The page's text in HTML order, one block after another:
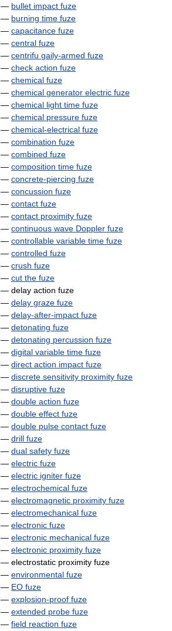
— bullet impact fuze
— burning time fuze
— capacitance fuze
— central fuze
— centrifu gaily-armed fuze
— check action fuze
— chemical fuze
— chemical generator electric fuze
— chemical light time fuze
— chemical pressure fuze
— chemical-electrical fuze
— combination fuze
— combined fuze
— composition time fuze
— concrete-piercing fuze
— concussion fuze
— contact fuze
— contact proximity fuze
— continuous wave Doppler fuze
— controllable variable time fuze
— controlled fuze
— crush fuze
— cut the fuze
— delay action fuze
— delay graze fuze
— delay-after-impact fuze
— detonating fuze
— detonating percussion fuze
— digital variable time fuze
— direct action impact fuze
— discrete sensitivity proximity fuze
— disruptive fuze
— double action fuze
— double effect fuze
— double pulse contact fuze
— drill fuze
— dual safety fuze
— electric fuze
— electric igniter fuze
— electrochemical fuze
— electromagnetic proximity fuze
— electromechanical fuze
— electronic fuze
— electronic mechanical fuze
— electronic proximity fuze
— electrostatic proximity fuze
— environmental fuze
— EO fuze
— explosion-proof fuze
— extended probe fuze
— field reaction fuze